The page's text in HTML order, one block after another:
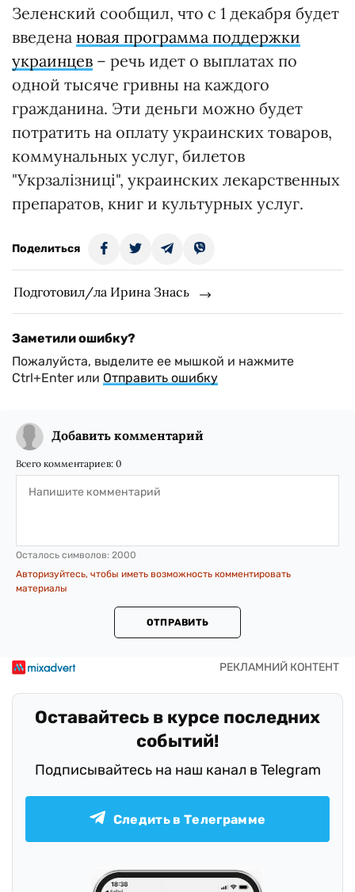
Зеленский сообщил, что с 1 декабря будет
введена новая программа поддержки
украинцев – речь идет о выплатах по
одной тысяче гривны на каждого
гражданина. Эти деньги можно будет
потратить на оплату украинских товаров,
коммунальных услуг, билетов
"Укрзалізниці", украинских лекарственных
препаратов, книг и культурных услуг.
Поделиться
Подготовил/ла Ирина Знась
Заметили ошибку?
Пожалуйста, выделите ее мышкой и нажмите
Ctrl+Enter или Отправить ошибку
Добавить комментарий
Всего комментариев: 0
Осталось символов: 2000
Авторизуйтесь, чтобы иметь возможность комментировать
материалы
ОТПРАВИТЬ
Оставайтесь в курсе последних
событий!
Подписывайтесь на наш канал в Telegram
Следить в Телеграмме